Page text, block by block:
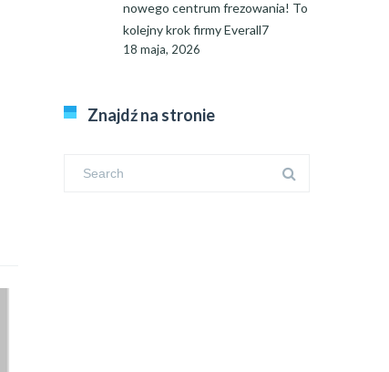
nowego centrum frezowania! To
kolejny krok firmy Everall7
18 maja, 2026
Znajdź na stronie